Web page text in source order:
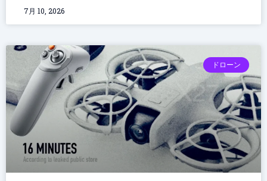
7月 10, 2026
ドローン